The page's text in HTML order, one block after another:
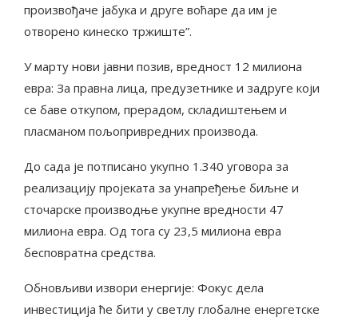
произвођаче јабука и друге воћаре да им је
отворено кинеско тржиште”.
У марту нови јавни позив, вредност 12 милиона
евра: За правна лица, предузетнике и задруге који
се баве откупом, прерадом, складиштењем и
пласманом пољопривредних производа.
До сада је потписано укупно 1.340 уговора за
реализацију пројеката за унапређење биљне и
сточарске производње укупне вредности 47
милиона евра. Од тога су 23,5 милиона евра
бесповратна средства.
Обновљиви извори енергије: Фокус дела
инвестиција ће бити у светлу глобалне енергетске